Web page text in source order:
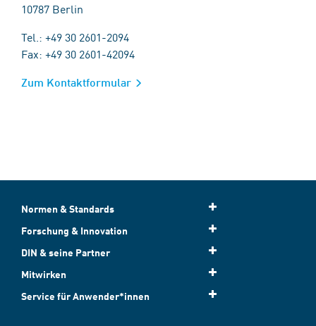
10787 Berlin
Tel.: +49 30 2601-2094
Fax: +49 30 2601-42094
Zum Kontaktformular
Normen & Standards
Forschung & Innovation
DIN & seine Partner
Mitwirken
Service für Anwender*innen